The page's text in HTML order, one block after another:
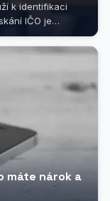
k identifikaci
IČO je
máte nárok a